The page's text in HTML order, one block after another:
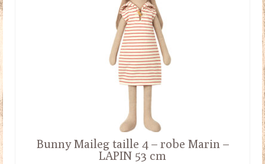
Bunny Maileg taille 4 – robe Marin –
LAPIN 53 cm